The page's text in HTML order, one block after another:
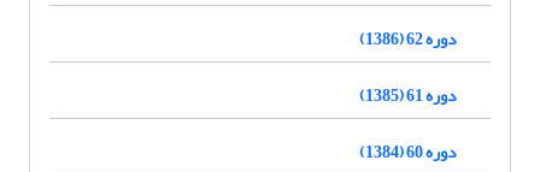
دوره 62 (1386)
دوره 61 (1385)
دوره 60 (1384)